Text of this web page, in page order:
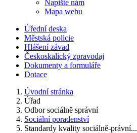
Napište nám
Mapa webu
Úřední deska
Městská policie
Hlášení závad
Českoskalický zpravodaj
Dokumenty a formuláře
Dotace
Úvodní stránka
Úřad
Odbor sociálně správní
Sociální poradenství
Standardy kvality sociálně-právní...